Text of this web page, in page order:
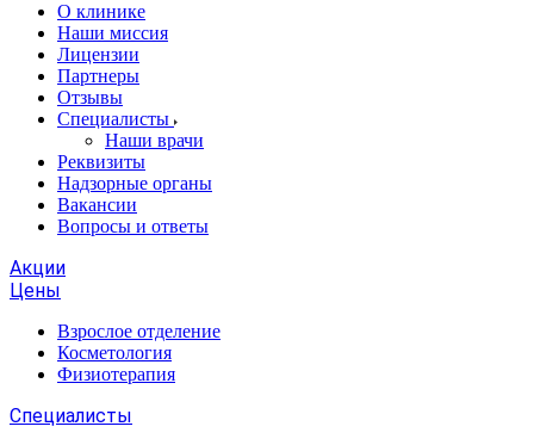
О клинике
Наши миссия
Лицензии
Партнеры
Отзывы
Специалисты
Наши врачи
Реквизиты
Надзорные органы
Вакансии
Вопросы и ответы
Акции
Цены
Взрослое отделение
Косметология
Физиотерапия
Специалисты